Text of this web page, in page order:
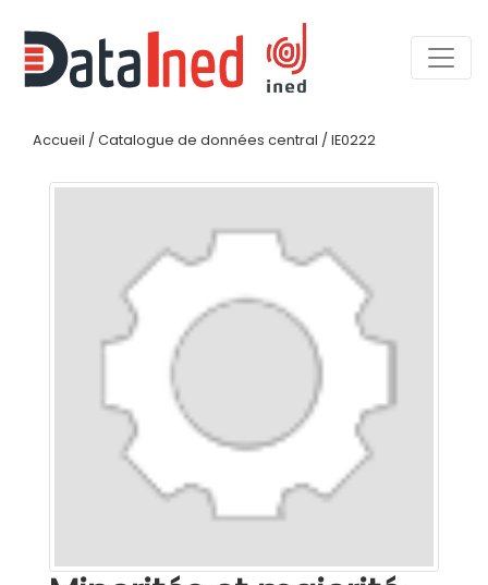
Accueil / Catalogue de données central / IE0222